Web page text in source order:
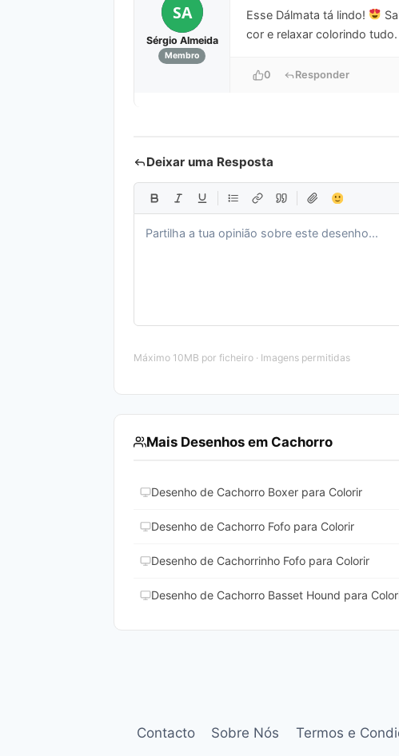
SA
Sérgio Almeida
Membro
Esse Dálmata tá lindo!
cor e relaxar colorindo
0 Responder
Deixar uma Resposta
Máximo 10MB por ficheiro · Imagens permitidas
Mais Desenhos em Cachorro
Desenho de Cachorro Boxer para Colorir
Desenho de Cachorro Fofo para Colorir
Desenho de Cachorrinho Fofo para Colorir
Desenho de Cachorro Basset Hound para
Contacto Sobre Nós Termos e